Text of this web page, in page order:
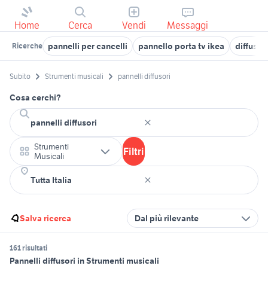
Home Cerca Vendi Messaggi
Ricerche pannelli per cancelli pannello porta tv ikea
Subito Strumenti musicali pannelli diffusori
Cosa cerchi?
Strumenti
Musicali
Filtri
Salva ricerca Dal più rilevante
161 risultati
Pannelli diffusori in Strumenti musicali